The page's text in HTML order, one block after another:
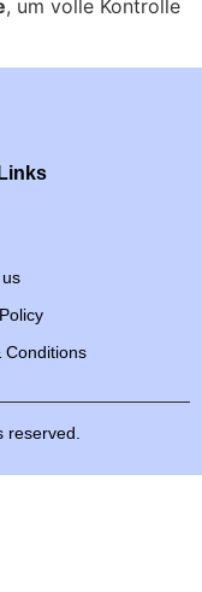
, um volle Kontrolle
Conditions
reserved.